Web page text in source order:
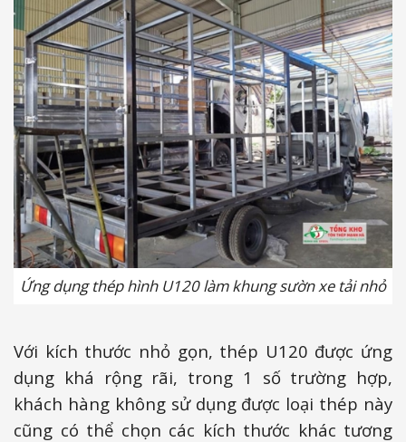
Ứng dụng thép hình U120 làm khung sườn xe tải nhỏ
Với kích thước nhỏ gọn, thép U120 được ứng
dụng khá rộng rãi, trong 1 số trường hợp,
khách hàng không sử dụng được loại thép này
cũng có thể chọn các kích thước khác tương